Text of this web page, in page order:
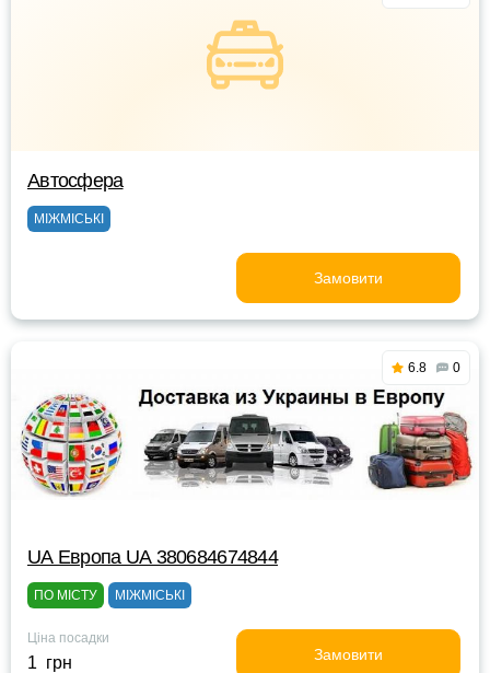
Автосфера
МІЖМІСЬКІ
Замовити
6.8 0
UА Европа UА 380684674844
ПО МІСТУ МІЖМІСЬКІ
Ціна посадки
1 грн Замовити